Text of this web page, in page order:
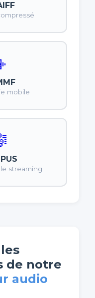
mobile
streaming
de notre
audio